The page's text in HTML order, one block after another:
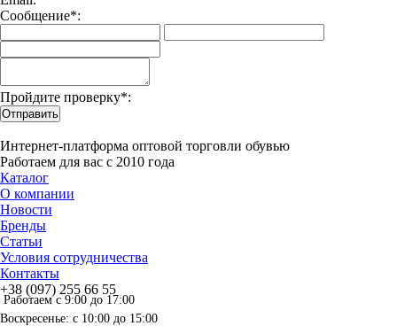
Сообщение*:
Пройдите проверку*:
Отправить
Интернет-платформа оптовой торговли обувью
Работаем для вас с 2010 года
Каталог
О компании
Новости
Бренды
Статьи
Условия сотрудничества
Контакты
+38 (097) 255 66 55
Работаем с 9:00 до 17:00
Воскресенье: с 10:00 до 15:00